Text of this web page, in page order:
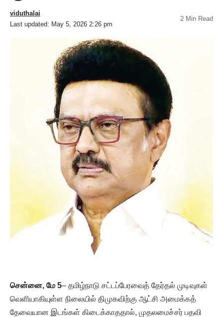
Last updated: May 5, 2026 2:26 pm
viduthalai
2 Min Read
சென்னை, மே 5– தமிழ்நாடு சட்டப்பேரவைத் தேர்தல் முடிவுகள்
வெளியாகியுள்ள நிலையில் திமுகவிற்கு ஆட்சி அமைக்கத்
தேவையான இடங்கள் கிடைக்காததால், முதலமைச்சர் பதவி